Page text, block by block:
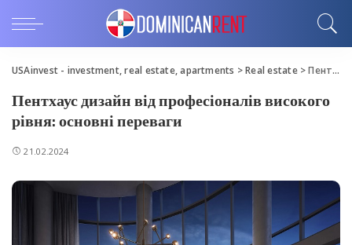
USAinvest - investment, real estate, apartments >Real estate>Пентхаус дизайн від професіоналів високого рівня: основні переваги
Пентхаус дизайн від професіоналів високого
рівня: основні переваги
21.02.2024